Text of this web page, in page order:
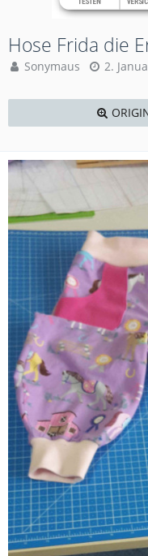
Hose Frida die
Sonymaus 2.